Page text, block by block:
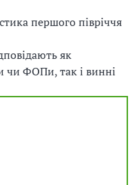
як
чи ФОПи, так і винні